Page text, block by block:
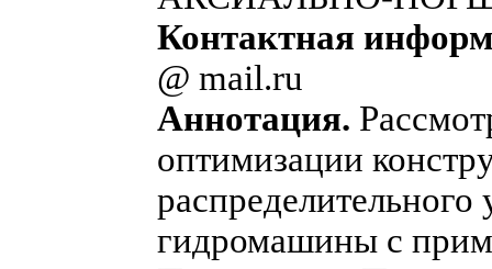
Контактная
@ mail.ru
Аннотация.
оптимизации
гидромашины с